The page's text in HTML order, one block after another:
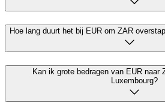
Hoe lang duurt het bij EUR om ZAR
Kan ik grote bedragen van EUR naar
Luxembourg?